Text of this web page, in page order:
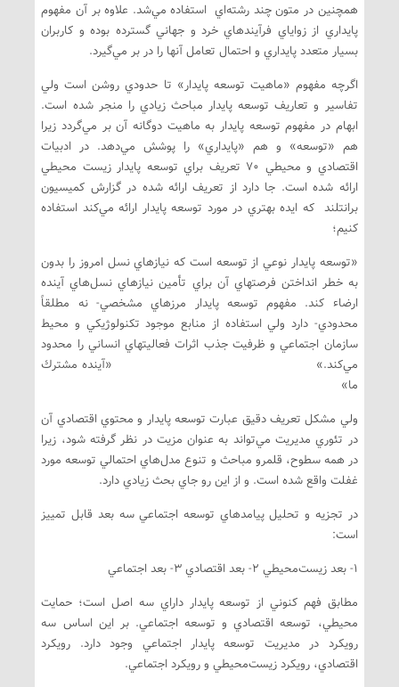
همچنين در متون چند رشته‌اي استفاده مي‌شد. علاوه بر آن مفهوم
پايداري از زواياي فرآيندهاي خرد و جهاني گسترده بوده و كاربران
بسيار متعدد پايداري و احتمال تعامل آنها را در بر مي‌گيرد.
اگرچه مفهوم «ماهيت توسعه پايدار» تا حدودي روشن است ولي
تفاسير و تعاريف توسعه پايدار مباحث زيادي را منجر شده است.
ابهام در مفهوم توسعه پايدار به ماهيت دوگانه آن بر مي‌گردد زيرا
هم «توسعه» و هم «پايداري» را پوشش مي‌دهد. در ادبيات
اقتصادي و محيطي 70 تعريف براي توسعه پايدار زيست محيطي
ارائه شده است. جا دارد از تعريف ارائه شده در گزارش كميسيون
برانتلند كه ايده بهتري در مورد توسعه پايدار ارائه مي‌كند استفاده
كنيم؛
«توسعه پايدار نوعي از توسعه است كه نيازهاي نسل امروز را بدون
به خطر انداختن فرصتهاي آن براي تأمين نيازهاي نسل‌هاي آينده
ارضاء كند. مفهوم توسعه پايدار مرزهاي مشخصي- نه مطلقاً
محدودي- دارد ولي استفاده از منابع موجود تكنولوژيكي و محيط
سازمان اجتماعي و ظرفيت جذب اثرات فعاليتهاي انساني را محدود
مي‌كند.» «آينده مشترك
ما»
ولي مشكل تعريف دقيق عبارت توسعه پايدار و محتوي اقتصادي آن
در تئوري مديريت مي‌تواند به عنوان مزيت در نظر گرفته شود، زيرا
در همه سطوح، قلمرو مباحث و تنوع مدل‌هاي احتمالي توسعه مورد
غفلت واقع شده است. و از اين رو جاي بحث زيادي دارد.
در تجزيه و تحليل پيامدهاي توسعه اجتماعي سه بعد قابل تمييز
است:
1- بعد زيست‌محيطي 2- بعد اقتصادي 3- بعد اجتماعي
مطابق فهم كنوني از توسعه پايدار داراي سه اصل است؛ حمايت
محيطي، توسعه اقتصادي و توسعه اجتماعي. بر اين اساس سه
رويكرد در مديريت توسعه پايدار اجتماعي وجود دارد. رويكرد
اقتصادي، رويكرد زيست‌محيطي و رويكرد اجتماعي.